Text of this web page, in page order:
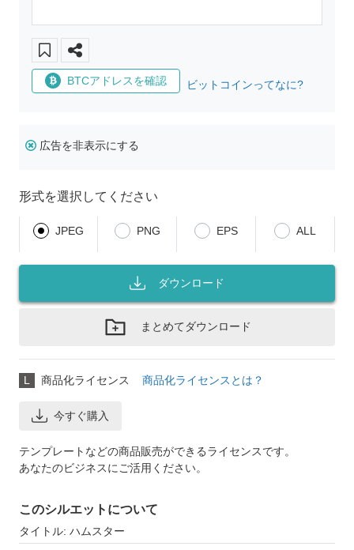
BTCアドレスを確認 ビットコインってなに?
広告を非表示にする
形式を選択してください
JPEG PNG EPS ALL
ダウンロード
まとめてダウンロード
L 商品化ライセンス 商品化ライセンスとは？
今すぐ購入
テンプレートなどの商品販売ができるライセンスです。
あなたのビジネスにご活用ください。
このシルエットについて
タイトル: ハムスター